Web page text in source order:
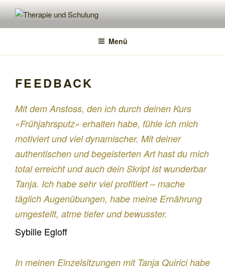
Inhalt
springenTHERAPIE UND SCHULUNG
Tanja Quirici
Menü
FEEDBACK
Mit dem Anstoss, den ich durch deinen Kurs
«Frühjahrsputz» erhalten habe, fühle ich mich
motiviert und viel dynamischer. Mit deiner
authentischen und begeisterten Art hast du mich
total erreicht und auch dein Skript ist wunderbar
Tanja. Ich habe sehr viel profitiert – mache
täglich Augenübungen, habe meine Ernährung
umgestellt, atme tiefer und bewusster.
Sybille Egloff
In meinen Einzelsitzungen mit Tanja Quirici habe